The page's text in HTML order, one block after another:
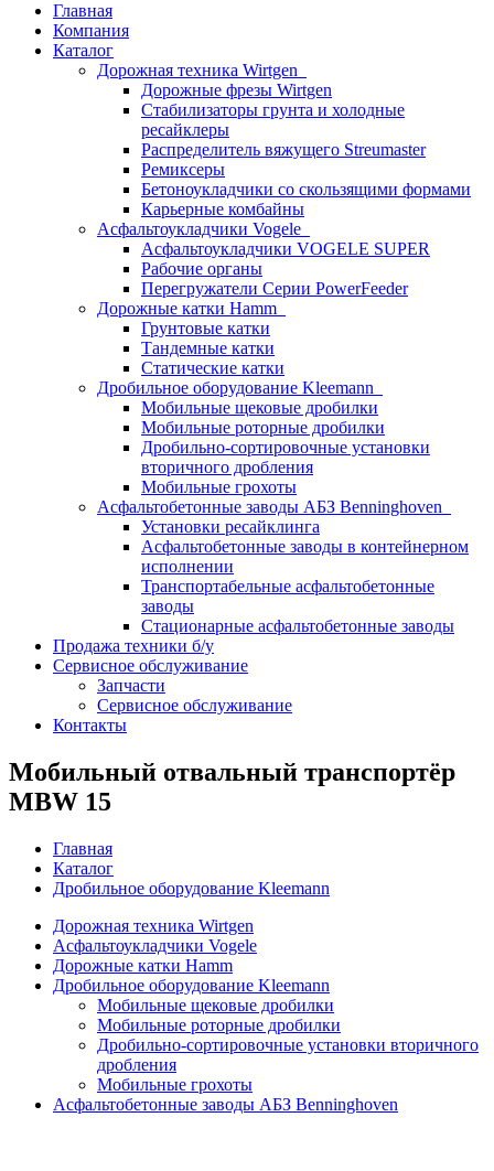
Главная
Компания
Каталог
Дорожная техника Wirtgen
Дорожные фрезы Wirtgen
Стабилизаторы грунта и холодные
ресайклеры
Распределитель вяжущего Streumaster
Ремиксеры
Бетоноукладчики со скользящими формами
Карьерные комбайны
Асфальтоукладчики Vogele
Асфальтоукладчики VOGELE SUPER
Рабочие органы
Перегружатели Серии PowerFeeder
Дорожные катки Hamm
Грунтовые катки
Тандемные катки
Статические катки
Дробильное оборудование Kleemann
Мобильные щековые дробилки
Мобильные роторные дробилки
Дробильно-сортировочные установки
вторичного дробления
Мобильные грохоты
Асфальтобетонные заводы АБЗ Benninghoven
Установки ресайклинга
Асфальтобетонные заводы в контейнерном
исполнении
Транспортабельные асфальтобетонные
заводы
Стационарные асфальтобетонные заводы
Продажа техники б/у
Сервисное обслуживание
Запчасти
Сервисное обслуживание
Контакты
Мобильный отвальный транспортёр
MBW 15
Главная
Каталог
Дробильное оборудование Kleemann
Дорожная техника Wirtgen
Асфальтоукладчики Vogele
Дорожные катки Hamm
Дробильное оборудование Kleemann
Мобильные щековые дробилки
Мобильные роторные дробилки
Дробильно-сортировочные установки вторичного
дробления
Мобильные грохоты
Асфальтобетонные заводы АБЗ Benninghoven